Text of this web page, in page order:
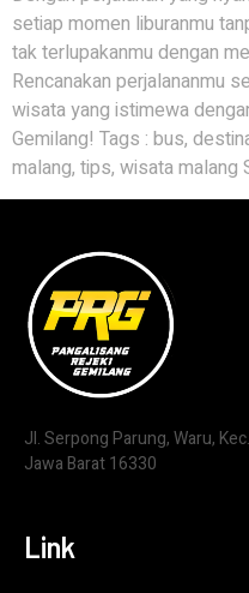
setiap momen liburanmu
tak terlupakanmu dengan
Rencanakan perjalananmu
wisata yang istimewa
Gemilang! Tags : bus,
malang, tips, wisata malang
Jl. Serpong Parung, Waru,
Jawa Barat 16330
Link